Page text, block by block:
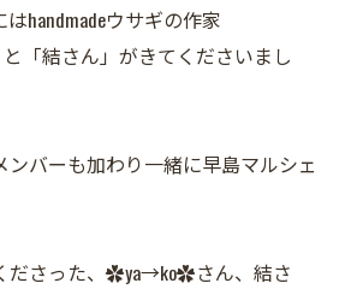
handmadeウサギの作家
「結さん」がきてくださいまし
バーも加わり一緒に早島マルシェ
ださった、✿ya→ko✿さん、結さ